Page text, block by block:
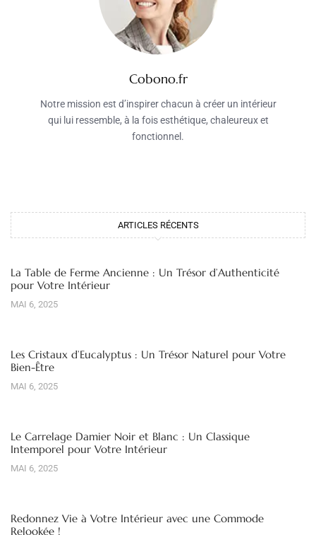
Cobono.fr
Notre mission est d’inspirer chacun à créer un intérieur
qui lui ressemble, à la fois esthétique, chaleureux et
fonctionnel.
ARTICLES RÉCENTS
La Table de Ferme Ancienne : Un Trésor d’Authenticité
pour Votre Intérieur
MAI 6, 2025
Les Cristaux d’Eucalyptus : Un Trésor Naturel pour Votre
Bien-Être
MAI 6, 2025
Le Carrelage Damier Noir et Blanc : Un Classique
Intemporel pour Votre Intérieur
MAI 6, 2025
Redonnez Vie à Votre Intérieur avec une Commode
Relookée !